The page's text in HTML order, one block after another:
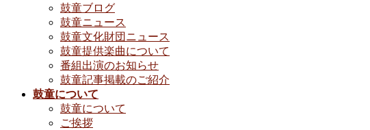
鼓童ブログ
鼓童ニュース
鼓童文化財団ニュース
鼓童提供楽曲について
番組出演のお知らせ
鼓童記事掲載のご紹介
鼓童について
鼓童について
ご挨拶